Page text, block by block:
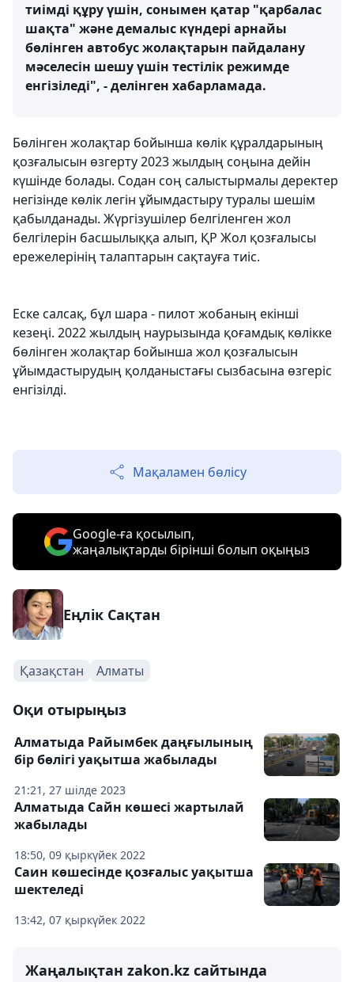
тиімді құру үшін, сонымен қатар "қарбалас
шақта" және демалыс күндері арнайы
бөлінген автобус жолақтарын пайдалану
мәселесін шешу үшін тестілік режимде
енгізіледі", - делінген хабарламада.
Бөлінген жолақтар бойынша көлік құралдарының
қозғалысын өзгерту 2023 жылдың соңына дейін
күшінде болады. Содан соң салыстырмалы деректер
негізінде көлік легін ұйымдастыру туралы шешім
қабылданады. Жүргізушілер белгіленген жол
белгілерін басшылыққа алып, ҚР Жол қозғалысы
ережелерінің талаптарын сақтауға тиіс.
Еске салсақ, бұл шара - пилот жобаның екінші
кезеңі. 2022 жылдың наурызында қоғамдық көлікке
бөлінген жолақтар бойынша жол қозғалысын
ұйымдастырудың қолданыстағы сызбасына өзгеріс
енгізілді.
Мақаламен бөлісу
Google-ға қосылып,
жаңалықтарды бірінші болып оқыңыз
Еңлік Сақтан
Қазақстан Алматы
Оқи отырыңыз
21:21, 27 шілде 2023
Алматыда Райымбек даңғылының
бір бөлігі уақытша жабылады
18:50, 09 қыркүйек 2022
Алматыда Сайн көшесі жартылай
жабылады
13:42, 07 қыркүйек 2022
Саин көшесінде қозғалыс уақытша
шектеледі
Жаңалықтан zakon.kz сайтында